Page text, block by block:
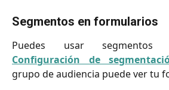
Segmentos en formularios
Puedes usar segmentos
Configuración de
grupo de audiencia puede ver tu